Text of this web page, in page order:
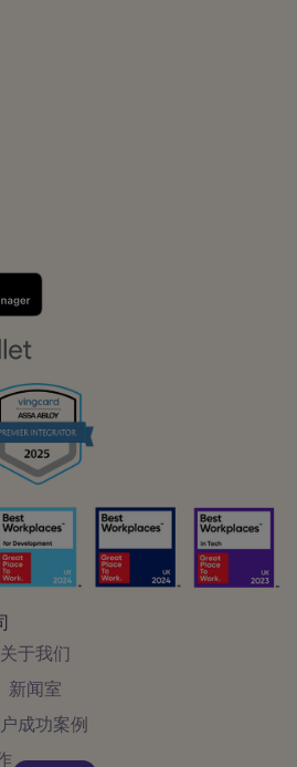
关于我们
新闻室
成功案例